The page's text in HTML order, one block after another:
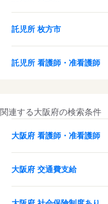
託児所 枚方市
託児所 看護師・准看護師
関連する大阪府の検索条件
大阪府 看護師・准看護師
大阪府 交通費支給